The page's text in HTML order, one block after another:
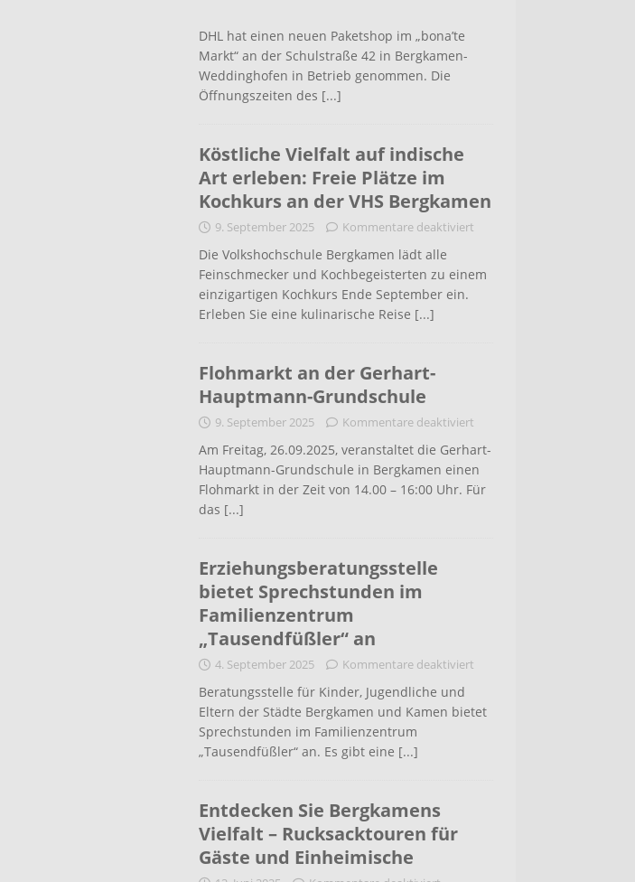
DHL hat einen neuen Paketshop im „bona’te
Markt“ an der Schulstraße 42 in Bergkamen-
Weddinghofen in Betrieb genommen. Die
Öffnungszeiten des [...]
Köstliche Vielfalt auf indische
Art erleben: Freie Plätze im
Kochkurs an der VHS Bergkamen
9. September 2025 Kommentare deaktiviert
Die Volkshochschule Bergkamen lädt alle
Feinschmecker und Kochbegeisterten zu einem
einzigartigen Kochkurs Ende September ein.
Erleben Sie eine kulinarische Reise [...]
Flohmarkt an der Gerhart-
Hauptmann-Grundschule
9. September 2025 Kommentare deaktiviert
Am Freitag, 26.09.2025, veranstaltet die Gerhart-
Hauptmann-Grundschule in Bergkamen einen
Flohmarkt in der Zeit von 14.00 – 16:00 Uhr. Für
das [...]
Erziehungsberatungsstelle
bietet Sprechstunden im
Familienzentrum
„Tausendfüßler“ an
4. September 2025 Kommentare deaktiviert
Beratungsstelle für Kinder, Jugendliche und
Eltern der Städte Bergkamen und Kamen bietet
Sprechstunden im Familienzentrum
„Tausendfüßler“ an. Es gibt eine [...]
Entdecken Sie Bergkamens
Vielfalt – Rucksacktouren für
Gäste und Einheimische